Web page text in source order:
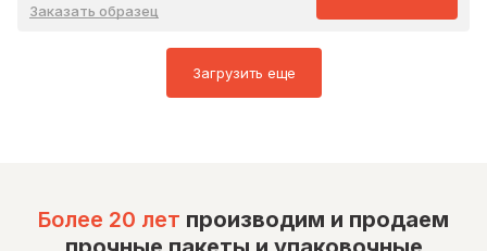
Заказать образец
Загрузить еще
Более 20 лет производим и продаем